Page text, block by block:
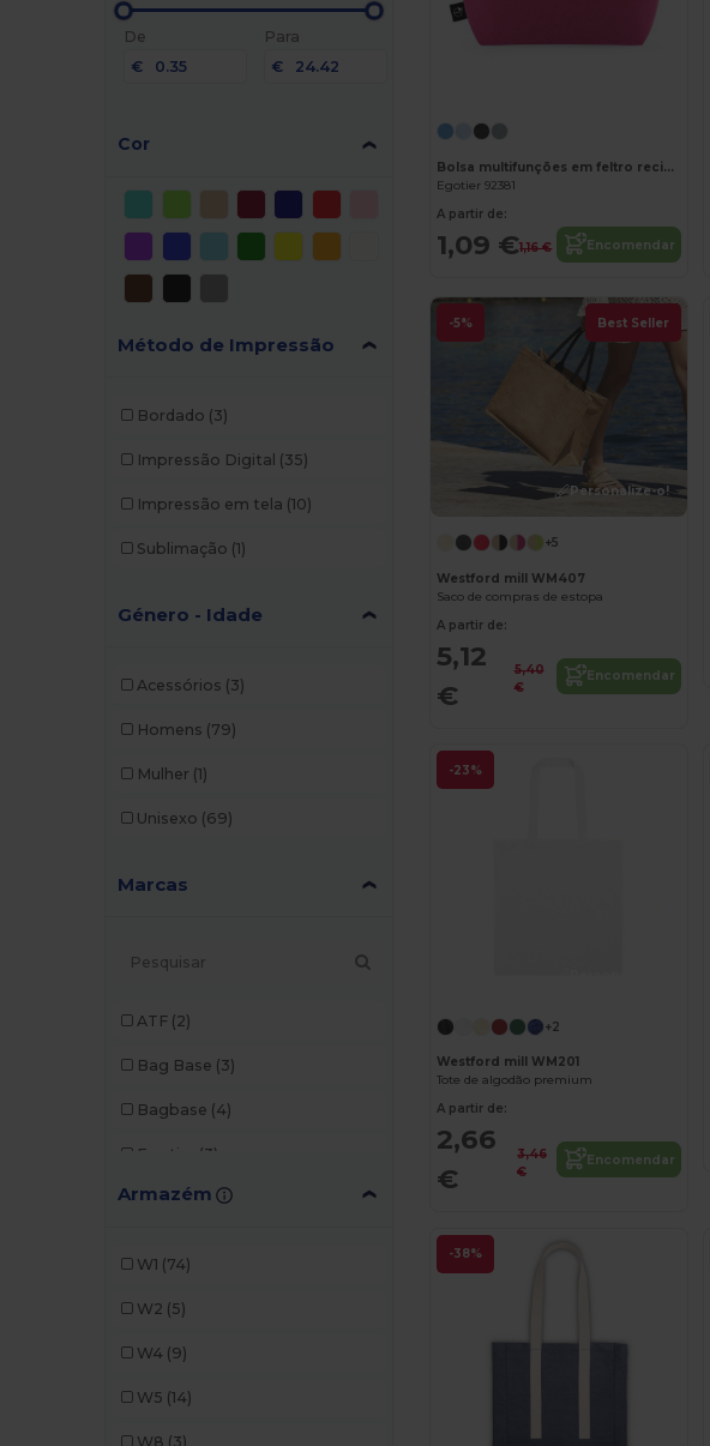
De
€
Para
€
Cor
Método de Impressão
Bordado (3)
Impressão Digital (35)
Impressão em tela (10)
Sublimação (1)
Género - Idade
Acessórios (3)
Homens (79)
Mulher (1)
Unisexo (69)
Marcas
ATF (2)
Bag Base (3)
Bagbase (4)
Egotier (3)
EgotierPro (1)
Armazém
W1 (74)
W2 (5)
W4 (9)
W5 (14)
W8 (3)
Bolsa multifunções em feltro reciclado (100% rPET)
Egotier 92381
A partir de:
1,09 €1,16 € Encomendar
-5% Best Seller
Personalize-o!
+5
Westford mill WM407
Saco de compras de estopa
A partir de:
5,12
€
5,40
€
Encomendar
-23%
+2
Westford mill WM201
Tote de algodão premium
A partir de:
2,66
€
3,46
€
Encomendar
-38%